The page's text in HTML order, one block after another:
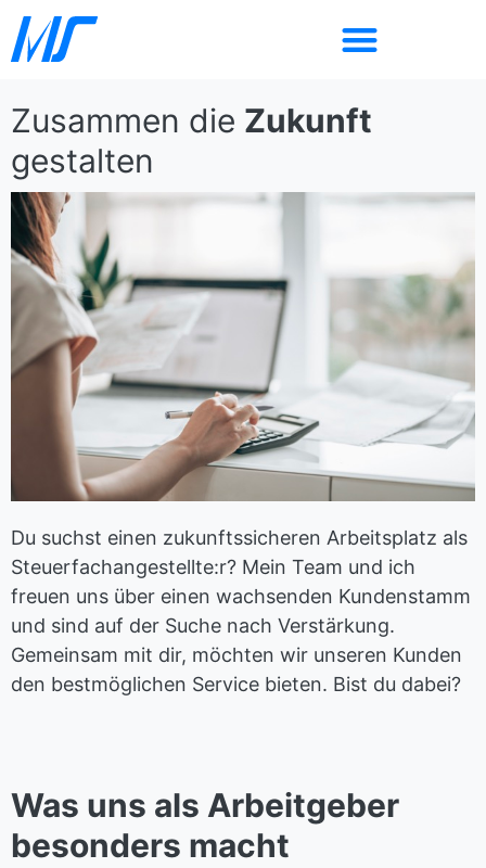
Zusammen die Zukunft
gestalten
Du suchst einen zukunftssicheren Arbeitsplatz als
Steuerfachangestellte:r? Mein Team und ich
freuen uns über einen wachsenden Kundenstamm
und sind auf der Suche nach Verstärkung.
Gemeinsam mit dir, möchten wir unseren Kunden
den bestmöglichen Service bieten. Bist du dabei?
Was uns als Arbeitgeber
besonders macht